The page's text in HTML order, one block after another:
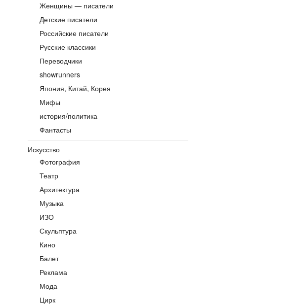
Женщины — писатели
Детские писатели
Российские писатели
Русские классики
Переводчики
showrunners
Япония, Китай, Корея
Мифы
история/политика
Фантасты
Искусство
Фотография
Театр
Архитектура
Музыка
ИЗО
Скульптура
Кино
Балет
Реклама
Мода
Цирк